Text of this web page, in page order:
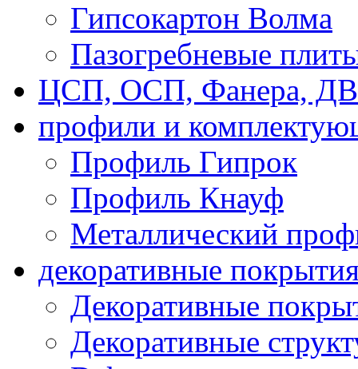
Гипсокартон Волма
Пазогребневые
ЦСП, ОСП, Фанера,
профили и
Профиль Гипрок
Профиль Кнауф
Металлический
декоративные
Декоративные
Декоративные